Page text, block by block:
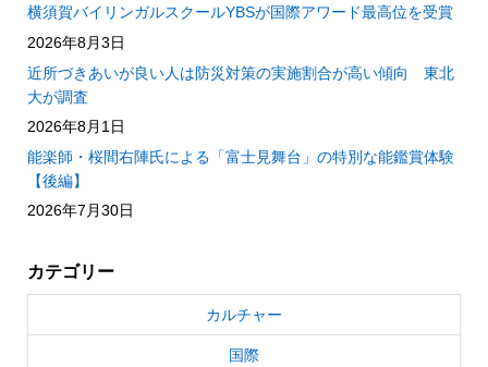
横須賀バイリンガルスクールYBSが国際アワード最高位を受賞
2026年8月3日
近所づきあいが良い人は防災対策の実施割合が高い傾向 東北
大が調査
2026年8月1日
能楽師・桜間右陣氏による「富士見舞台」の特別な能鑑賞体験
【後編】
2026年7月30日
カテゴリー
カルチャー
国際